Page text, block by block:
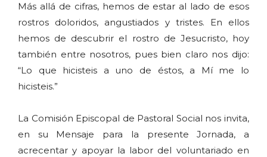
Más allá de cifras, hemos de estar al lado de esos
rostros doloridos, angustiados y tristes. En ellos
hemos de descubrir el rostro de Jesucristo, hoy
también entre nosotros, pues bien claro nos dijo:
“Lo que hicisteis a uno de éstos, a Mí me lo
hicisteis.”
La Comisión Episcopal de Pastoral Social nos invita,
en su Mensaje para la presente Jornada, a
acrecentar y apoyar la labor del voluntariado en